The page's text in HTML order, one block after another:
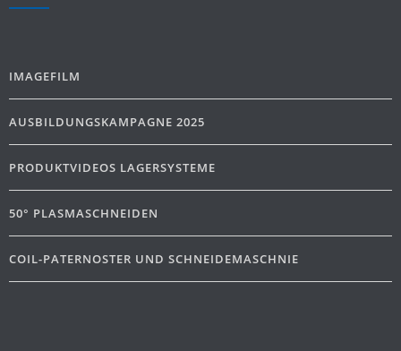
IMAGEFILM
AUSBILDUNGSKAMPAGNE 2025
PRODUKTVIDEOS LAGERSYSTEME
50° PLASMASCHNEIDEN
COIL-PATERNOSTER UND SCHNEIDEMASCHNIE